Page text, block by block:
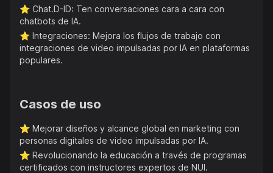
⭐️ Chat.D-ID: Ten conversaciones cara a cara con
chatbots de IA.
⭐️ Integraciones: Mejora los flujos de trabajo con
integraciones de video impulsadas por IA en plataformas
populares.
Casos de uso
⭐️ Mejorar diseños y alcance global en marketing con
personas digitales de video impulsadas por IA.
⭐️ Revolucionando la educación a través de programas
certificados con instructores expertos de NUI.